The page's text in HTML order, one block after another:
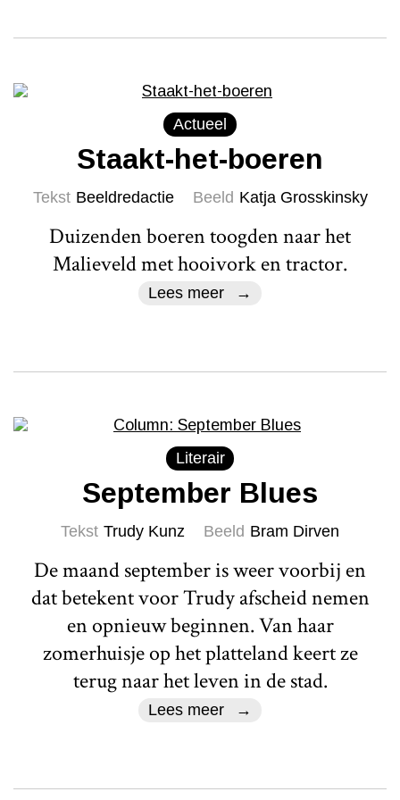
Actueel
Staakt-het-boeren
Tekst Beeldredactie Beeld Katja Grosskinsky
Duizenden boeren toogden naar het
Malieveld met hooivork en tractor.
Lees meer
Literair
September Blues
Tekst Trudy Kunz Beeld Bram Dirven
De maand september is weer voorbij en
dat betekent voor Trudy afscheid nemen
en opnieuw beginnen. Van haar
zomerhuisje op het platteland keert ze
terug naar het leven in de stad.
Lees meer